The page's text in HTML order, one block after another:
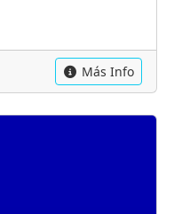
Más Info